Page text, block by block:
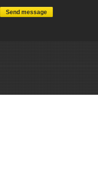
Send message